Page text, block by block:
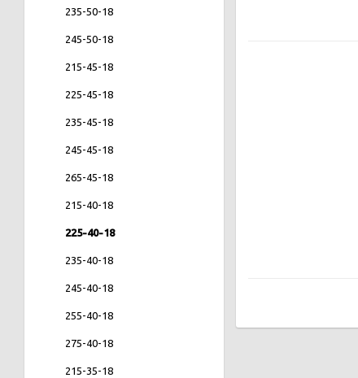
235-50-18
245-50-18
215-45-18
225-45-18
235-45-18
245-45-18
265-45-18
215-40-18
225-40-18
235-40-18
245-40-18
255-40-18
275-40-18
215-35-18